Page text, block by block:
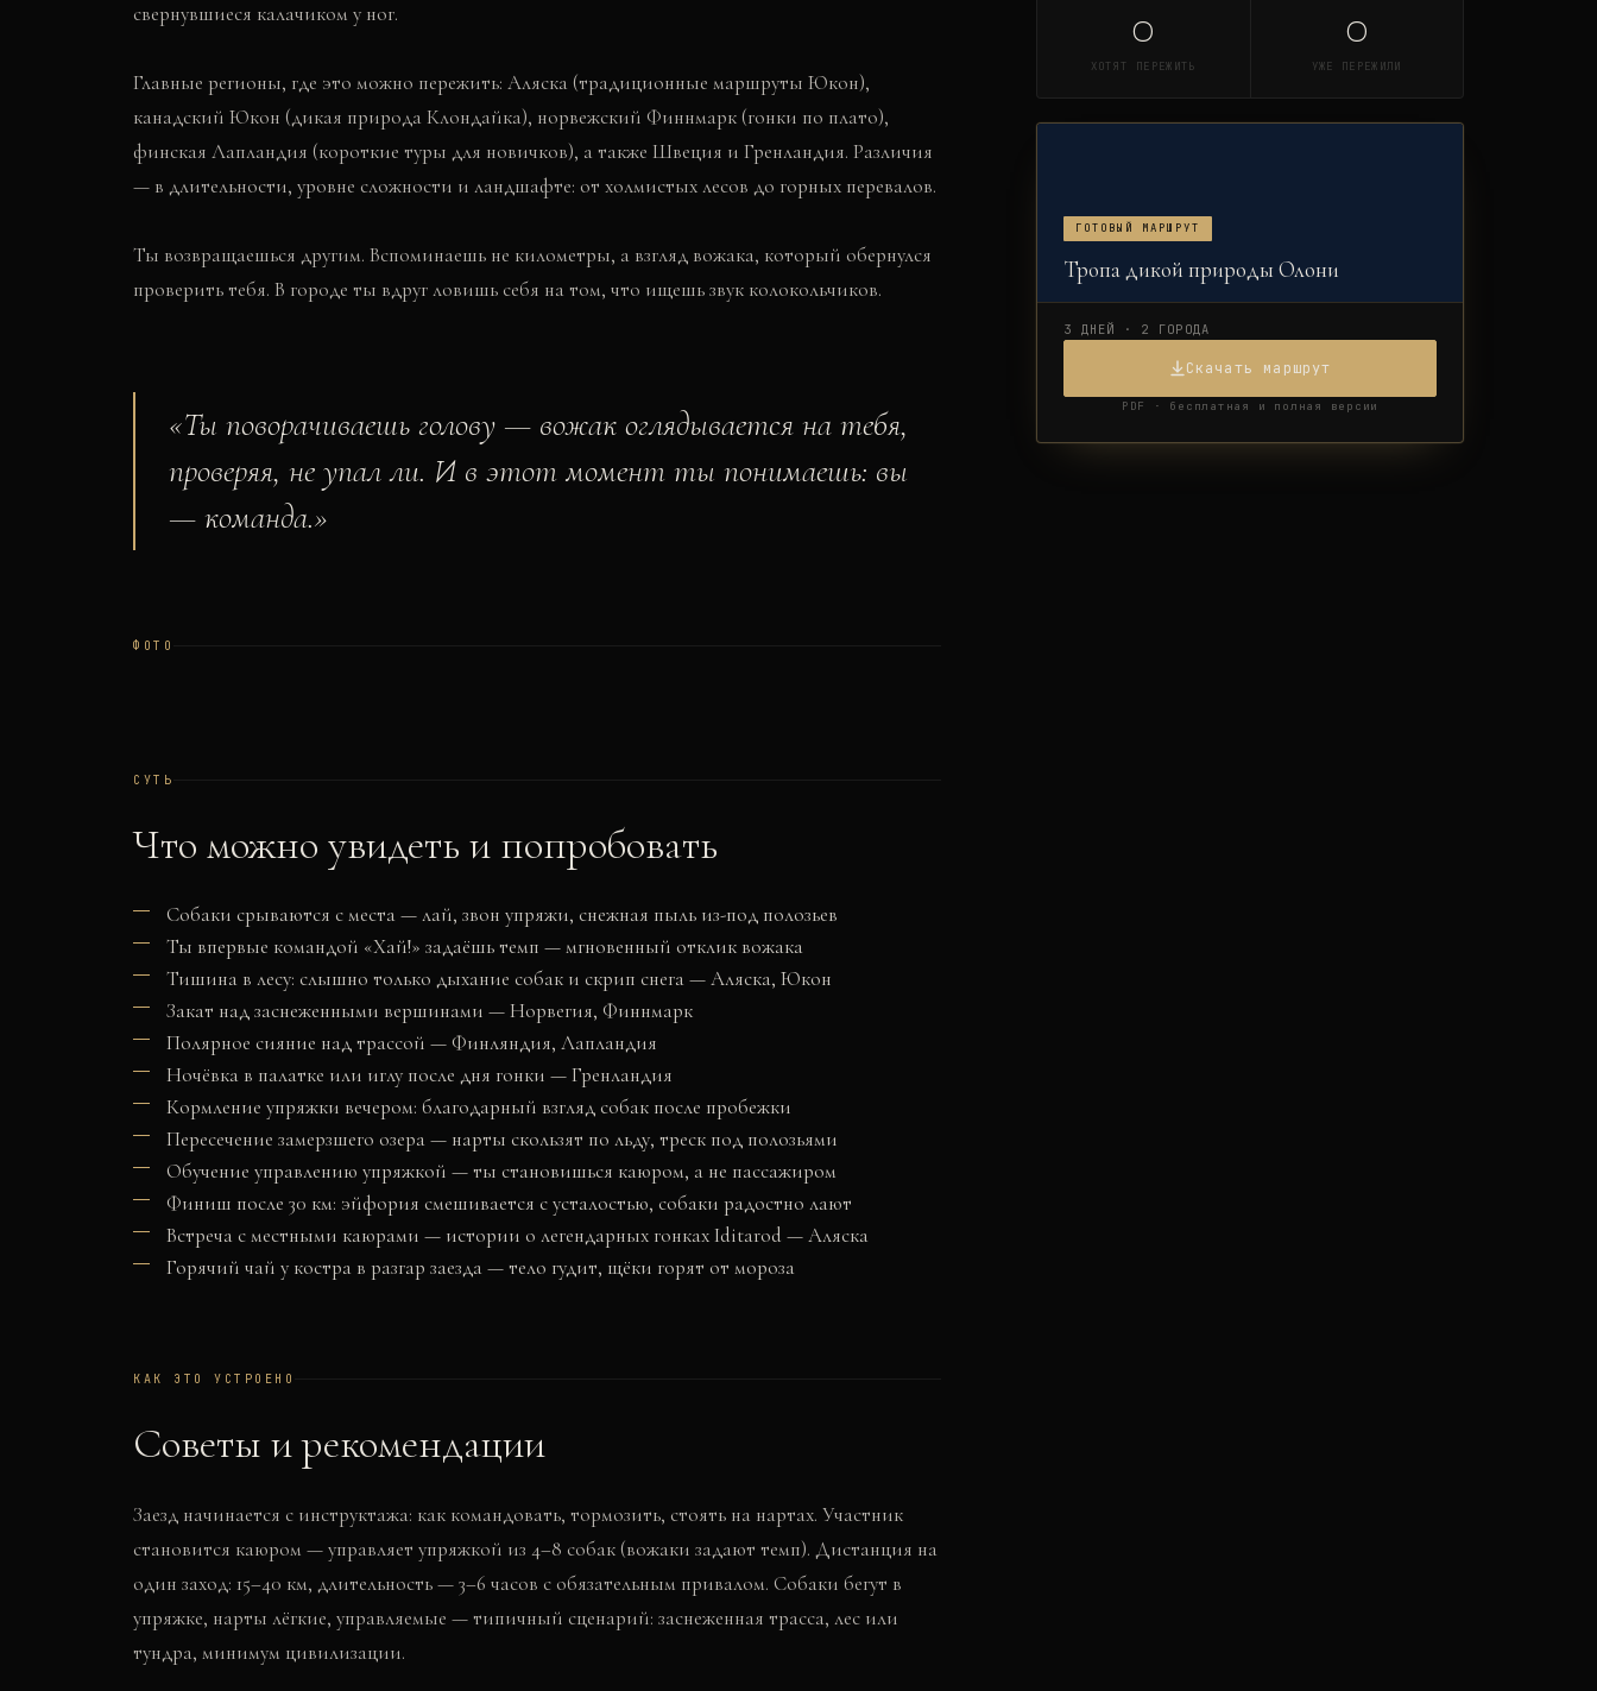
свернувшиеся калачиком у ног.
Главные регионы, где это можно пережить: Аляска (традиционные маршруты Юкон),
канадский Юкон (дикая природа Клондайка), норвежский Финнмарк (гонки по плато),
финская Лапландия (короткие туры для новичков), а также Швеция и Гренландия. Различия
— в длительности, уровне сложности и ландшафте: от холмистых лесов до горных перевалов.
Ты возвращаешься другим. Вспоминаешь не километры, а взгляд вожака, который обернулся
проверить тебя. В городе ты вдруг ловишь себя на том, что ищешь звук колокольчиков.
«Ты поворачиваешь голову — вожак оглядывается на тебя,
проверяя, не упал ли. И в этот момент ты понимаешь: вы
— команда.»
ФОТО
СУТЬ
Что можно увидеть и попробовать
Собаки срываются с места — лай, звон упряжи, снежная пыль из-под полозьев
Ты впервые командой «Хай!» задаёшь темп — мгновенный отклик вожака
Тишина в лесу: слышно только дыхание собак и скрип снега — Аляска, Юкон
Закат над заснеженными вершинами — Норвегия, Финнмарк
Полярное сияние над трассой — Финляндия, Лапландия
Ночёвка в палатке или иглу после дня гонки — Гренландия
Кормление упряжки вечером: благодарный взгляд собак после пробежки
Пересечение замерзшего озера — нарты скользят по льду, треск под полозьями
Обучение управлению упряжкой — ты становишься каюром, а не пассажиром
Финиш после 30 км: эйфория смешивается с усталостью, собаки радостно лают
Встреча с местными каюрами — истории о легендарных гонках Iditarod — Аляска
Горячий чай у костра в разгар заезда — тело гудит, щёки горят от мороза
КАК ЭТО УСТРОЕНО
Советы и рекомендации
Заезд начинается с инструктажа: как командовать, тормозить, стоять на нартах. Участник
становится каюром — управляет упряжкой из 4–8 собак (вожаки задают темп). Дистанция на
один заход: 15–40 км, длительность — 3–6 часов с обязательным привалом. Собаки бегут в
упряжке, нарты лёгкие, управляемые — типичный сценарий: заснеженная трасса, лес или
тундра, минимум цивилизации.
0
ХОТЯТ ПЕРЕЖИТЬ
0
УЖЕ ПЕРЕЖИЛИ
ГОТОВЫЙ МАРШРУТ
Тропа дикой природы Олони
3 ДНЕЙ · 2 ГОРОДА
Скачать маршрут
PDF · бесплатная и полная версии